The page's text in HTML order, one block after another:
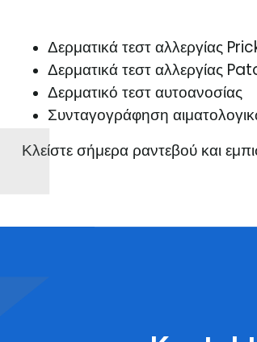
Δερματικά τεστ αλλεργίας
Δερματικά τεστ αλλεργίας
Δερματικό τεστ αυτοανοσίας
Συνταγογράφηση
Κλείστε σήμερα ραντεβού και